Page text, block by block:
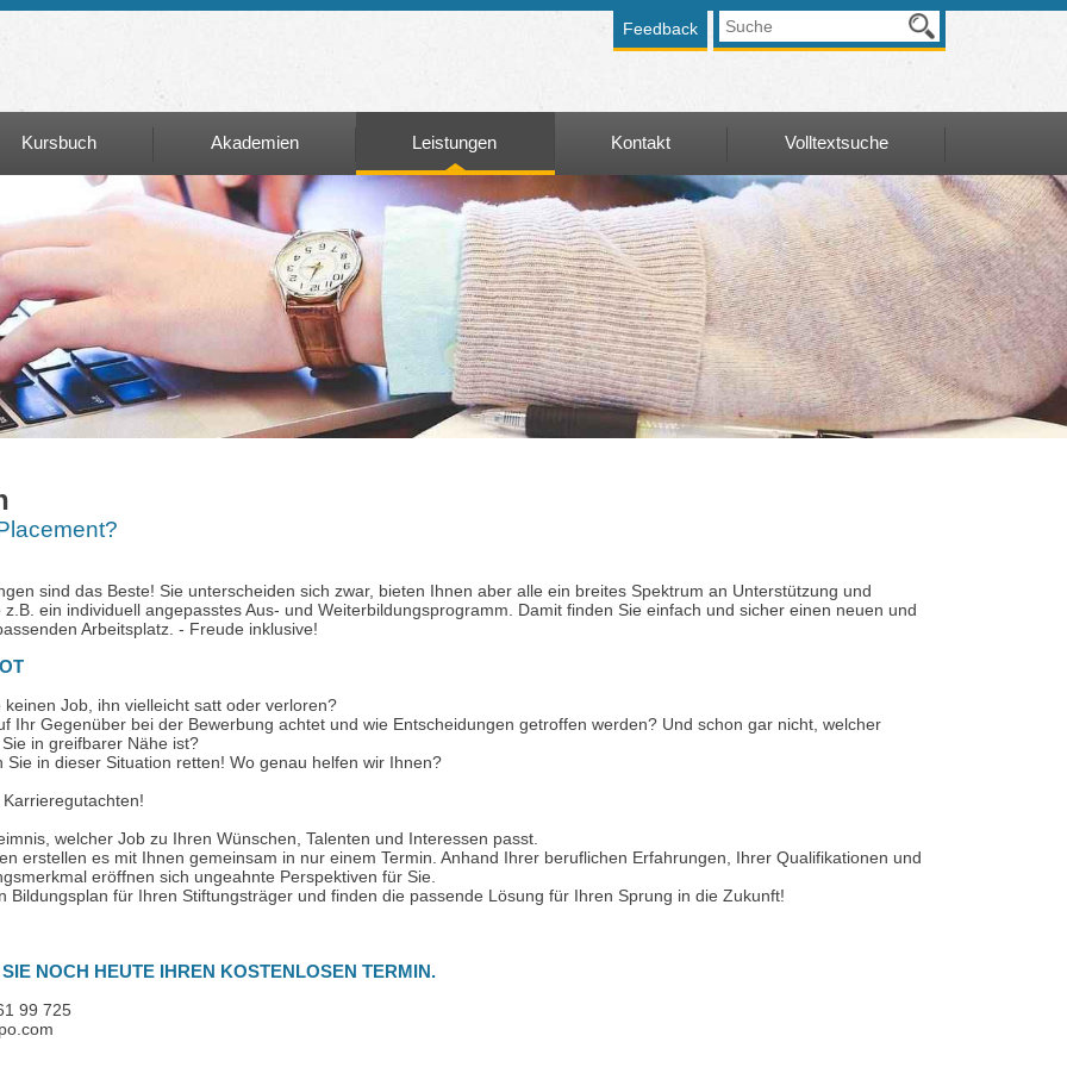
Feedback
Kursbuch Akademien
Akademien
Matura+
Leistungen
Leistungen
Unternehmer:innen-
Führerschein
Mehrwert Potentialentwicklung
Stiftungen
Learning on Air
Personenzertifizierungen
Kontakt
Kontakt
Kontaktformular
Anfahrt Graz
Anfahrt Wien
Volltextsuche
Volltextsuche
sind das Beste! Sie unterscheiden sich zwar, bieten Ihnen aber alle ein breites Spektrum an Unterstützung und
ein individuell angepasstes Aus- und Weiterbildungsprogramm. Damit finden Sie einfach und sicher einen neuen und
Arbeitsplatz. - Freude inklusive!
keinen Job, ihn vielleicht satt oder verloren?
Ihr Gegenüber bei der Bewerbung achtet und wie Entscheidungen getroffen werden? Und schon gar nicht, welcher
in greifbarer Nähe ist?
Sie in dieser Situation retten! Wo genau helfen wir Ihnen?
welcher Job zu Ihren Wünschen, Talenten und Interessen passt.
erstellen es mit Ihnen gemeinsam in nur einem Termin. Anhand Ihrer beruflichen Erfahrungen, Ihrer Qualifikationen und
eröffnen sich ungeahnte Perspektiven für Sie.
Bildungsplan für Ihren Stiftungsträger und finden die passende Lösung für Ihren Sprung in die Zukunft!
NOCH HEUTE IHREN KOSTENLOSEN TERMIN.
99 725